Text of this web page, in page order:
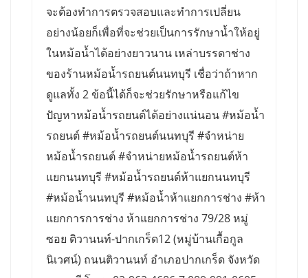
จะต้องทำการตรวจสอบและทำการเปลี่ยน
อย่างน้อยก็เพื่อที่จะช่วยเป็นการรักษาน้ำให้อยู่
ในหม้อน้ำได้อย่างยาวนาน เหล่าบรรดาช่าง
ของร้านหม้อน้ำรถยนต์นนทบุรี เชื่อว่าถ้าหาก
ดูแลทั้ง 2 ข้อนี้ได้ก็จะช่วยรักษาหรือแก้ไข
ปัญหาหม้อน้ำรถยนต์ได้อย่างแน่นอน #หม้อน้ำ
รถยนต์ #หม้อน้ำรถยนต์นนทบุรี #จำหน่าย
หม้อน้ำรถยนต์ #จำหน่ายหม้อน้ำรถยนต์ห้า
แยกนนทบุรี #หม้อน้ำรถยนต์ห้าแยกนนทบุรี
#หม้อน้ำนนทบุรี #หม้อน้ำห้าแยกการช่าง #ห้า
แยกการการช่าง ห้าแยกการช่าง 79/28 หมู่
ซอย ติวานนท์-ปากเกร็ด12 (หมู่บ้านเกื้อกูล
นิเวศน์) ถนนติวานนท์ อำเภอปากเกร็ด จังหวัด